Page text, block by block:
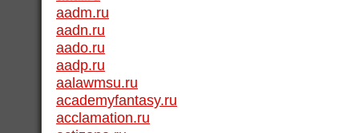
aadm.ru
aadn.ru
aado.ru
aadp.ru
aalawmsu.ru
academyfantasy.ru
acclamation.ru